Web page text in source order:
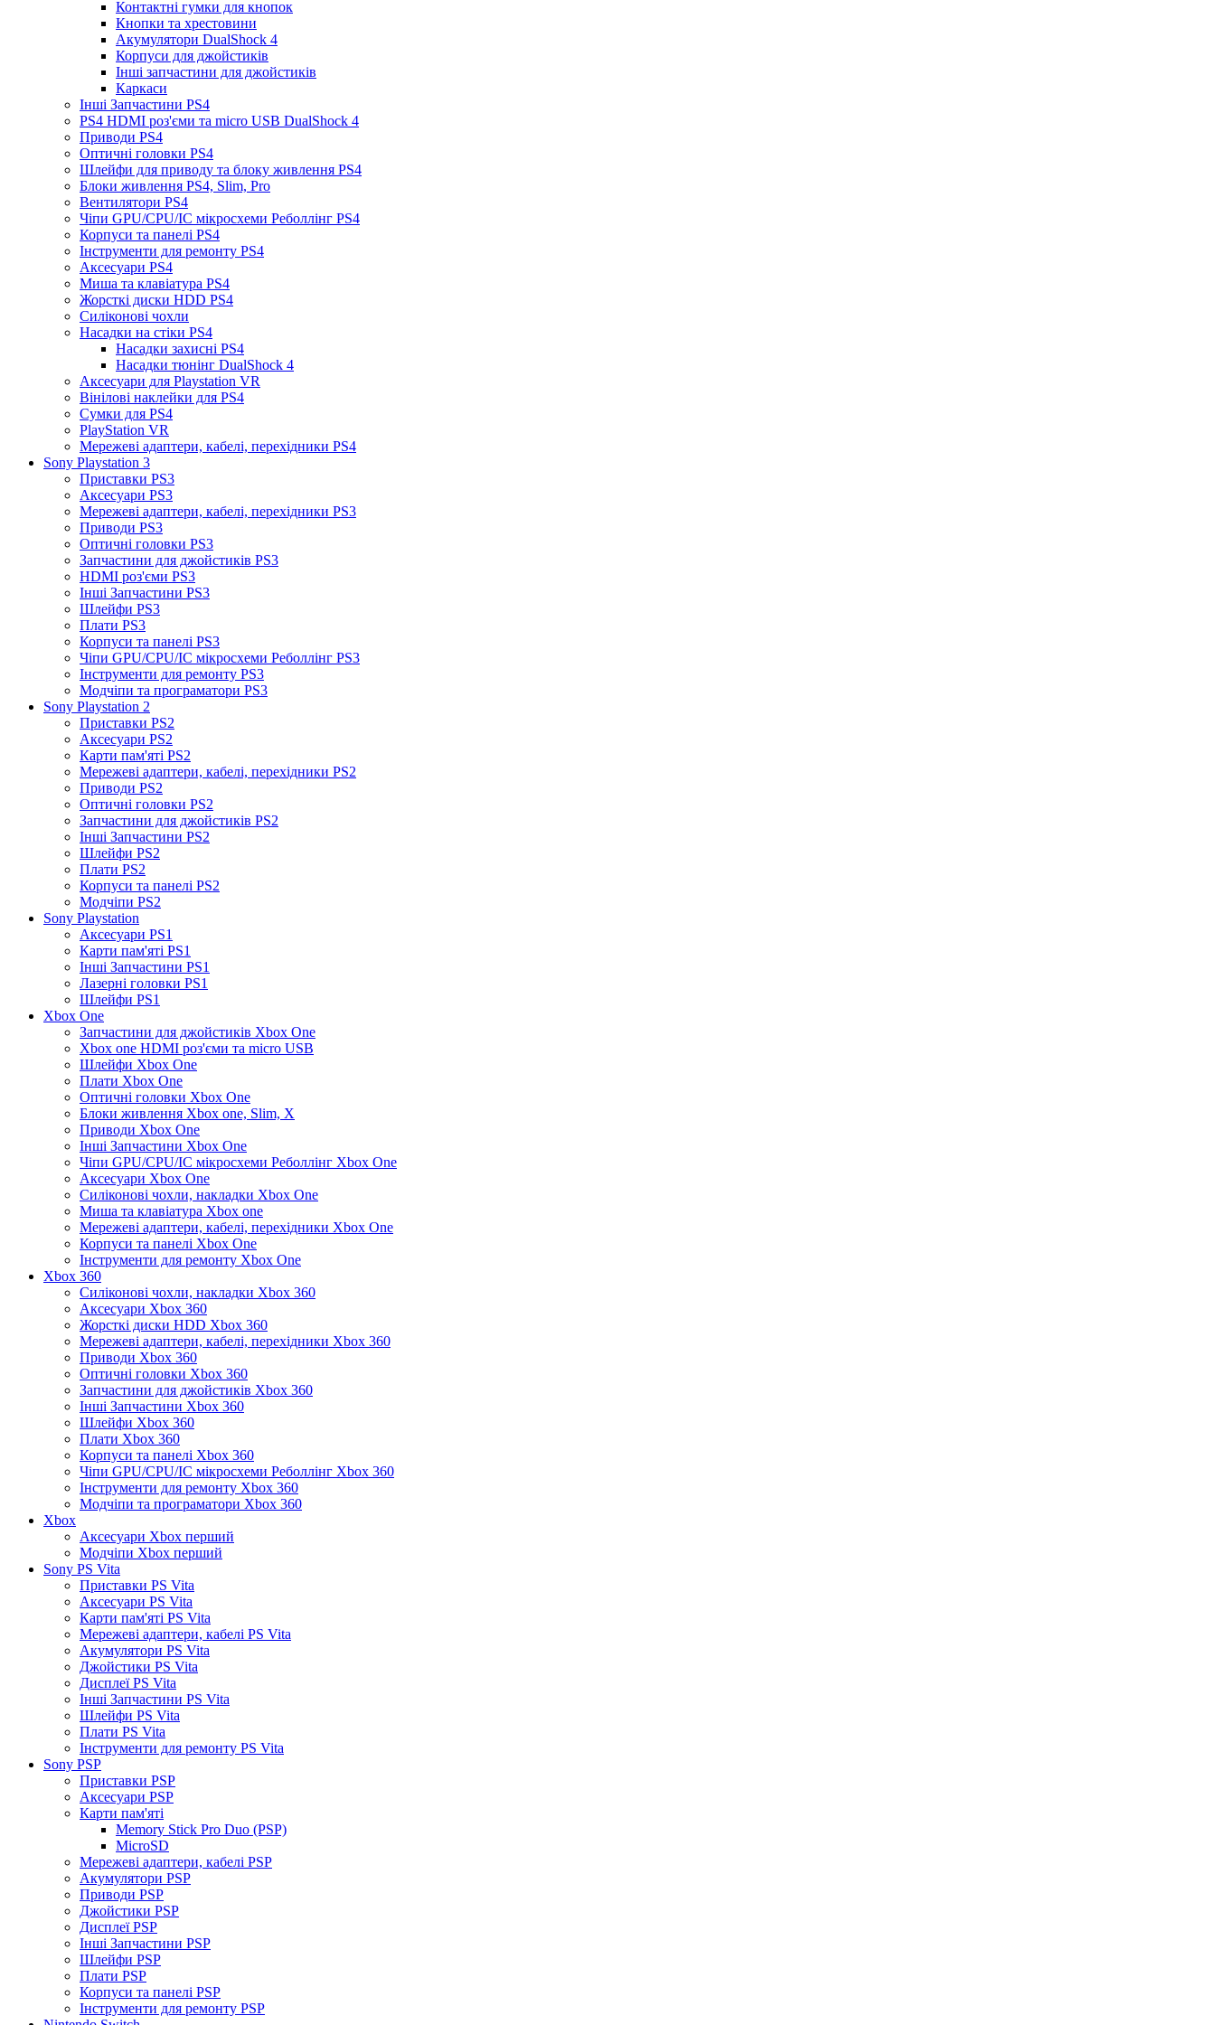
Контактні гумки для кнопок
Кнопки та хрестовини
Акумулятори DualShock 4
Корпуси для джойстиків
Інші запчастини для джойстиків
Каркаси
Інші Запчастини PS4
PS4 HDMI роз'єми та micro USB DualShock 4
Приводи PS4
Оптичні головки PS4
Шлейфи для приводу та блоку живлення PS4
Блоки живлення PS4, Slim, Pro
Вентилятори PS4
Чіпи GPU/CPU/IC мікросхеми Реболлінг PS4
Корпуси та панелі PS4
Інструменти для ремонту PS4
Аксесуари PS4
Миша та клавіатура PS4
Жорсткі диски HDD PS4
Силіконові чохли
Насадки на стіки PS4
Насадки захисні PS4
Насадки тюнінг DualShock 4
Аксесуари для Playstation VR
Вінілові наклейки для PS4
Сумки для PS4
PlayStation VR
Мережеві адаптери, кабелі, перехідники PS4
Sony Playstation 3
Приставки PS3
Аксесуари PS3
Мережеві адаптери, кабелі, перехідники PS3
Приводи PS3
Оптичні головки PS3
Запчастини для джойстиків PS3
HDMI роз'єми PS3
Інші Запчастини PS3
Шлейфи PS3
Плати PS3
Корпуси та панелі PS3
Чіпи GPU/CPU/IC мікросхеми Реболлінг PS3
Інструменти для ремонту PS3
Модчіпи та програматори PS3
Sony Playstation 2
Приставки PS2
Аксесуари PS2
Карти пам'яті PS2
Мережеві адаптери, кабелі, перехідники PS2
Приводи PS2
Оптичні головки PS2
Запчастини для джойстиків PS2
Інші Запчастини PS2
Шлейфи PS2
Плати PS2
Корпуси та панелі PS2
Модчіпи PS2
Sony Playstation
Аксесуари PS1
Карти пам'яті PS1
Інші Запчастини PS1
Лазерні головки PS1
Шлейфи PS1
Xbox One
Запчастини для джойстиків Xbox One
Xbox one HDMI роз'єми та micro USB
Шлейфи Xbox One
Плати Xbox One
Оптичні головки Xbox One
Блоки живлення Xbox one, Slim, X
Приводи Xbox One
Інші Запчастини Xbox One
Чіпи GPU/CPU/IC мікросхеми Реболлінг Xbox One
Аксесуари Xbox One
Силіконові чохли, накладки Xbox One
Миша та клавіатура Xbox one
Мережеві адаптери, кабелі, перехідники Xbox One
Корпуси та панелі Xbox One
Інструменти для ремонту Xbox One
Xbox 360
Силіконові чохли, накладки Xbox 360
Аксесуари Xbox 360
Жорсткі диски HDD Xbox 360
Мережеві адаптери, кабелі, перехідники Xbox 360
Приводи Xbox 360
Оптичні головки Xbox 360
Запчастини для джойстиків Xbox 360
Інші Запчастини Xbox 360
Шлейфи Xbox 360
Плати Xbox 360
Корпуси та панелі Xbox 360
Чіпи GPU/CPU/IC мікросхеми Реболлінг Xbox 360
Інструменти для ремонту Xbox 360
Модчіпи та програматори Xbox 360
Xbox
Аксесуари Xbox перший
Модчіпи Xbox перший
Sony PS Vita
Приставки PS Vita
Аксесуари PS Vita
Карти пам'яті PS Vita
Мережеві адаптери, кабелі PS Vita
Акумулятори PS Vita
Джойстики PS Vita
Дисплеї PS Vita
Інші Запчастини PS Vita
Шлейфи PS Vita
Плати PS Vita
Інструменти для ремонту PS Vita
Sony PSP
Приставки PSP
Аксесуари PSP
Карти пам'яті
Memory Stick Pro Duo (PSP)
MicroSD
Мережеві адаптери, кабелі PSP
Акумулятори PSP
Приводи PSP
Джойстики PSP
Дисплеї PSP
Інші Запчастини PSP
Шлейфи PSP
Плати PSP
Корпуси та панелі PSP
Інструменти для ремонту PSP